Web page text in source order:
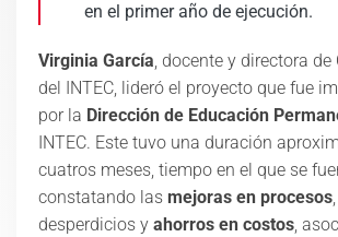
en el primer año de ejecución.
Virginia García, docente y directora de
del INTEC, lideró el proyecto que fue
por la Dirección de Educación
INTEC. Este tuvo una duración
cuatros meses, tiempo en el que se
constatando las mejoras en procesos
desperdicios y ahorros en costos,